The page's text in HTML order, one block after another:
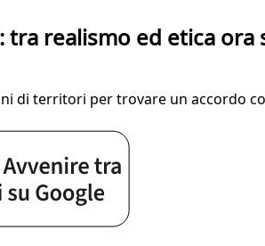
tra realismo ed etica
di territori per trovare un accordo